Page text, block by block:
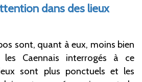
dans des lieux
sont, quant à eux, moins bien
Caennais interrogés à ce
sont plus ponctuels et les